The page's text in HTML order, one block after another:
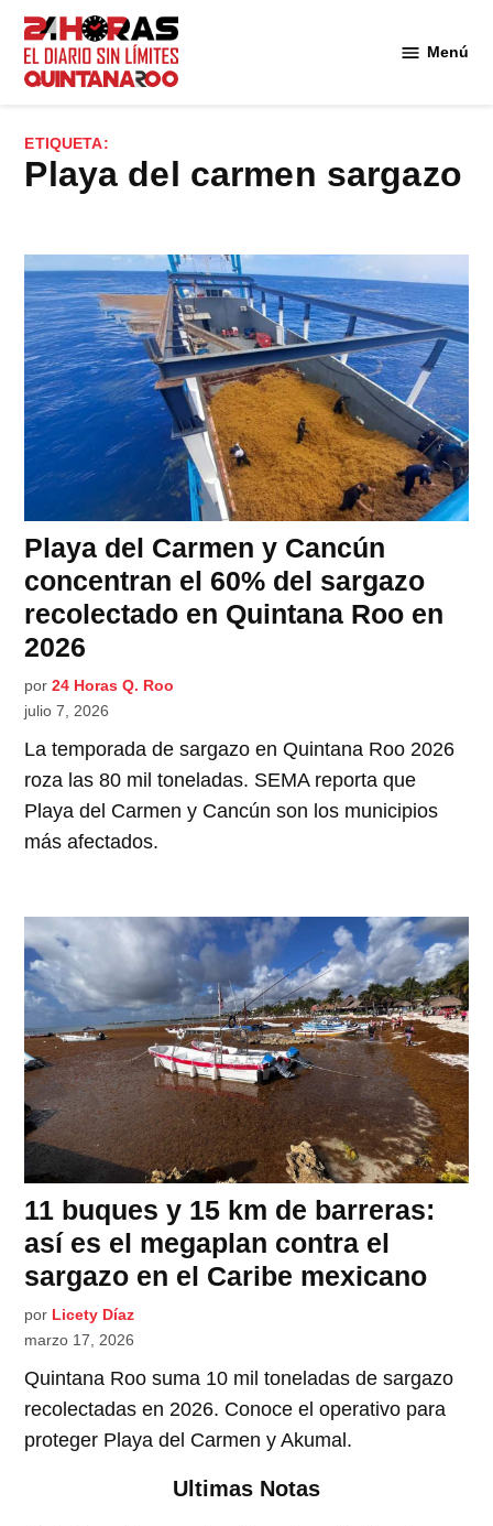
Saltar
contenido
Menú
ETIQUETA:
playa del carmen sargazo
Playa del Carmen y Cancún
concentran el 60% del sargazo
recolectado en Quintana Roo en
2026
por 24 Horas Q. Roo
julio 7, 2026
La temporada de sargazo en Quintana Roo 2026
roza las 80 mil toneladas. SEMA reporta que
Playa del Carmen y Cancún son los municipios
más afectados.
11 buques y 15 km de barreras:
así es el megaplan contra el
sargazo en el Caribe mexicano
por Licety Díaz
marzo 17, 2026
Quintana Roo suma 10 mil toneladas de sargazo
recolectadas en 2026. Conoce el operativo para
proteger Playa del Carmen y Akumal.
Ultimas Notas